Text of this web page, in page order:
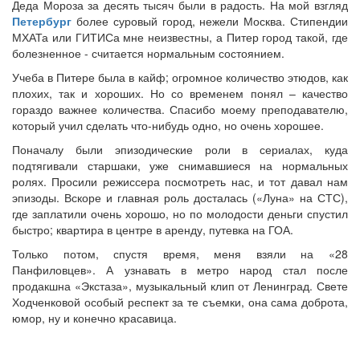
Деда Мороза за десять тысяч были в радость. На мой взгляд
Петербург более суровый город, нежели Москва. Стипендии
МХАТа или ГИТИСа мне неизвестны, а Питер город такой, где
болезненное - считается нормальным состоянием.
Учеба в Питере была в кайф; огромное количество этюдов, как
плохих, так и хороших. Но со временем понял – качество
гораздо важнее количества. Спасибо моему преподавателю,
который учил сделать что-нибудь одно, но очень хорошее.
Поначалу были эпизодические роли в сериалах, куда
подтягивали старшаки, уже снимавшиеся на нормальных
ролях. Просили режиссера посмотреть нас, и тот давал нам
эпизоды. Вскоре и главная роль досталась («Луна» на СТС),
где заплатили очень хорошо, но по молодости деньги спустил
быстро; квартира в центре в аренду, путевка на ГОА.
Только потом, спустя время, меня взяли на «28
Панфиловцев». А узнавать в метро народ стал после
продакшна «Экстаза», музыкальный клип от Ленинград. Свете
Ходченковой особый респект за те съемки, она сама доброта,
юмор, ну и конечно красавица.